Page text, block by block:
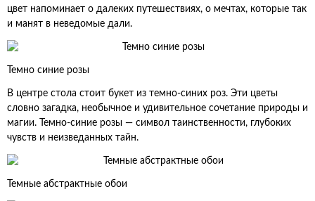
цвет напоминает о далеких путешествиях, о мечтах, которые так
и манят в неведомые дали.
Темно синие розы
В центре стола стоит букет из темно-синих роз. Эти цветы
словно загадка, необычное и удивительное сочетание природы и
магии. Темно-синие розы — символ таинственности, глубоких
чувств и неизведанных тайн.
Темные абстрактные обои